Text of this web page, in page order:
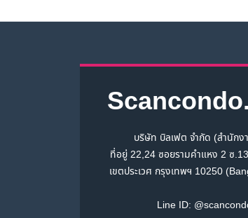
บริษัท บิลเฟต จำกัด (สำนักง
ที่อยู่ 22,24 ซอยรามคำแหง 2 ซ
เขตประเวศ กรุงเทพฯ 10250
Line ID: